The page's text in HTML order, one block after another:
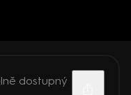
dostupný